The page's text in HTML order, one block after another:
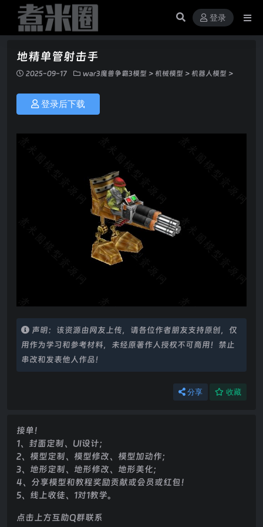
登录
地精单管射击手
2025-09-17 war3魔兽争霸3模型 > 机械模型 > 机器人模型 >
登录后下载
声明：该资源由网友上传，请各位作者朋友支持原创，仅
用作为学习和参考材料，未经原著作人授权不可商用！禁止
串改和发表他人作品！
分享 收藏
接单！
1、封面定制、UI设计；
2、模型定制、模型修改、模型加动作；
3、地形定制、地形修改、地形美化；
4、分享模型和教程奖励贡献或会员或红包！
5、线上收徒、1对1教学。
点击上方互助Q群联系